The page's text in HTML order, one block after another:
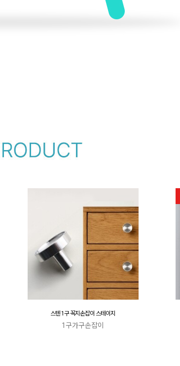
스텐 1구 꼭지손잡이 스테이지
1구가구손잡이